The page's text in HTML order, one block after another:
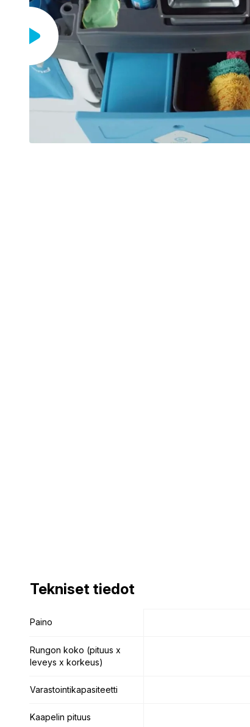
Tekniset tiedot
Paino
Rungon koko (pituus x
leveys x korkeus)
Varastointikapasiteetti
Kaapelin pituus
Tekniset tiedot
Paino
Rungon koko (pituus x
leveys x korkeus)
Varastointikapasiteetti
Kaapelin pituus